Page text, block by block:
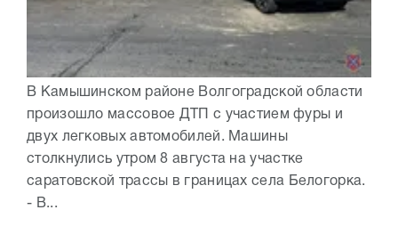
В Камышинском районе Волгоградской области
произошло массовое ДТП с участием фуры и
двух легковых автомобилей. Машины
столкнулись утром 8 августа на участке
саратовской трассы в границах села Белогорка.
- В...